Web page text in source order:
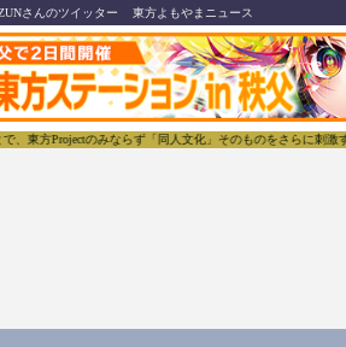
さんのツイッター 東方よもやまニュース
Projectのみならず「同人文化」そのものをさらに刺激する